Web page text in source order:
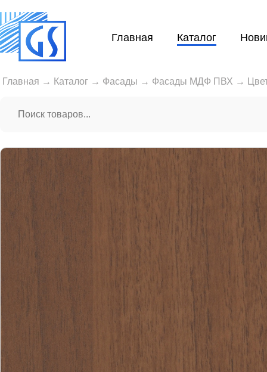
Главная Каталог
Главная → Каталог → Фасады → Фасады МДФ ПВХ →